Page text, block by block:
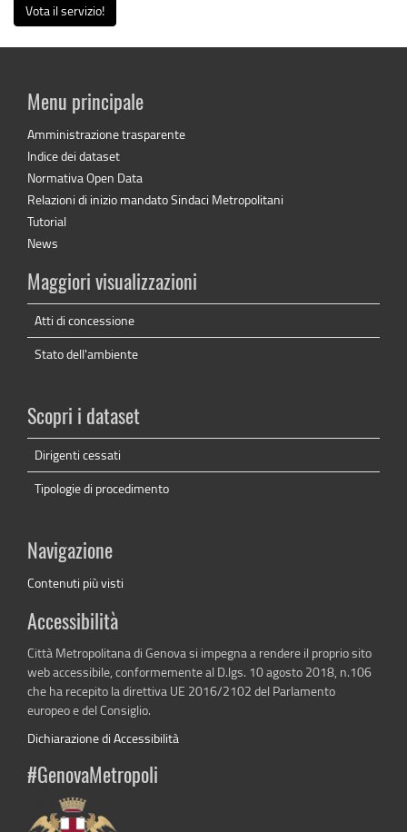
Vota il servizio!
Menu principale
Amministrazione trasparente
Indice dei dataset
Normativa Open Data
Relazioni di inizio mandato Sindaci Metropolitani
Tutorial
News
Maggiori visualizzazioni
Atti di concessione
Stato dell'ambiente
Scopri i dataset
Dirigenti cessati
Tipologie di procedimento
Navigazione
Contenuti più visti
Accessibilità
Città Metropolitana di Genova si impegna a rendere il proprio sito
web accessibile, conformemente al D.lgs. 10 agosto 2018, n.106
che ha recepito la direttiva UE 2016/2102 del Parlamento
europeo e del Consiglio.
Dichiarazione di Accessibilità
#GenovaMetropoli